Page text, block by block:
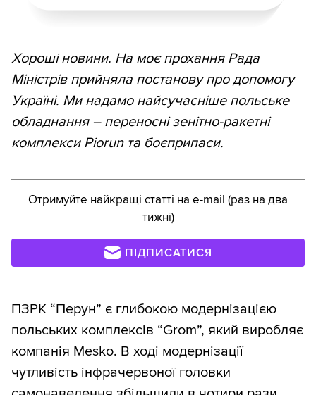
Хороші новини. На моє прохання Рада
Міністрів прийняла постанову про допомогу
Україні. Ми надамо найсучасніше польське
обладнання – переносні зенітно-ракетні
комплекси Piorun та боєприпаси.
Отримуйте найкращі статті на e-mail (раз на два
тижні)
ПІДПИСАТИСЯ
ПЗРК “Перун” є глибокою модернізацією
польських комплексів “Grom”, який виробляє
компанія Mesko. В ході модернізації
чутливість інфрачервоної головки